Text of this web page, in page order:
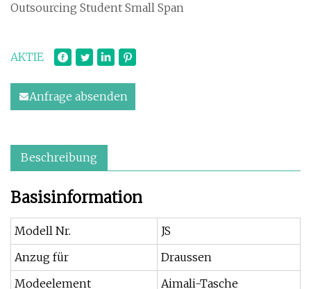
Outsourcing Student Small Span
AKTIE
Anfrage absenden
Beschreibung
Basisinformation
Modell Nr.
JS
Anzug für
Draussen
Modeelement
Aimali-Tasche